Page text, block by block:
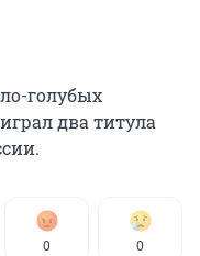
голубых
два титула
0 0